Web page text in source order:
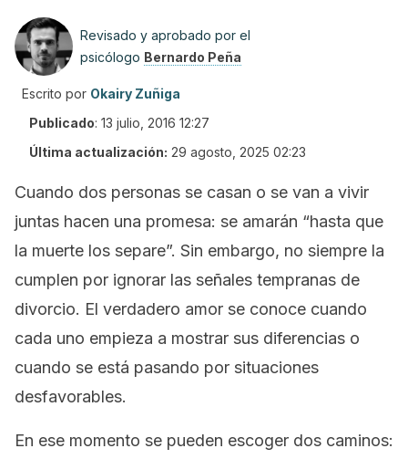
Revisado y aprobado por el
psicólogo Bernardo Peña
Escrito por Okairy Zuñiga
Publicado: 13 julio, 2016 12:27
Última actualización: 29 agosto, 2025 02:23
Cuando dos personas se casan o se van a vivir
juntas hacen una promesa: se amarán “hasta que
la muerte los separe”. Sin embargo, no siempre la
cumplen por ignorar las señales tempranas de
divorcio. El verdadero amor se conoce cuando
cada uno empieza a mostrar sus diferencias o
cuando se está pasando por situaciones
desfavorables.
En ese momento se pueden escoger dos caminos: